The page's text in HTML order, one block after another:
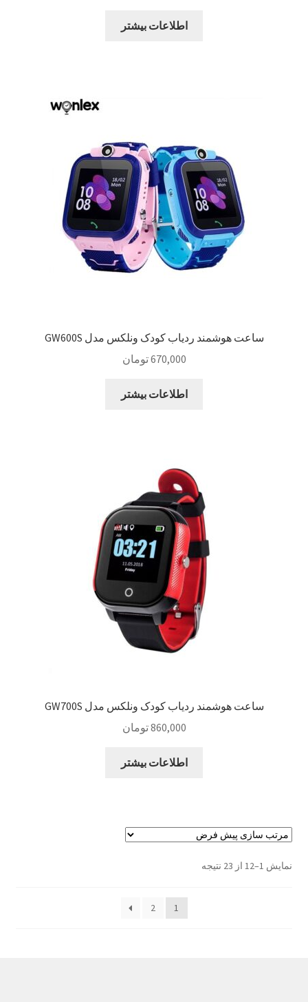
اطلاعات بیشتر
ساعت هوشمند ردیاب کودک ونلکس مدل GW600S
670,000تومان
اطلاعات بیشتر
ساعت هوشمند ردیاب کودک ونلکس مدل GW700S
860,000تومان
اطلاعات بیشتر
نمایش 1–12 از 23 نتیجه
1
2